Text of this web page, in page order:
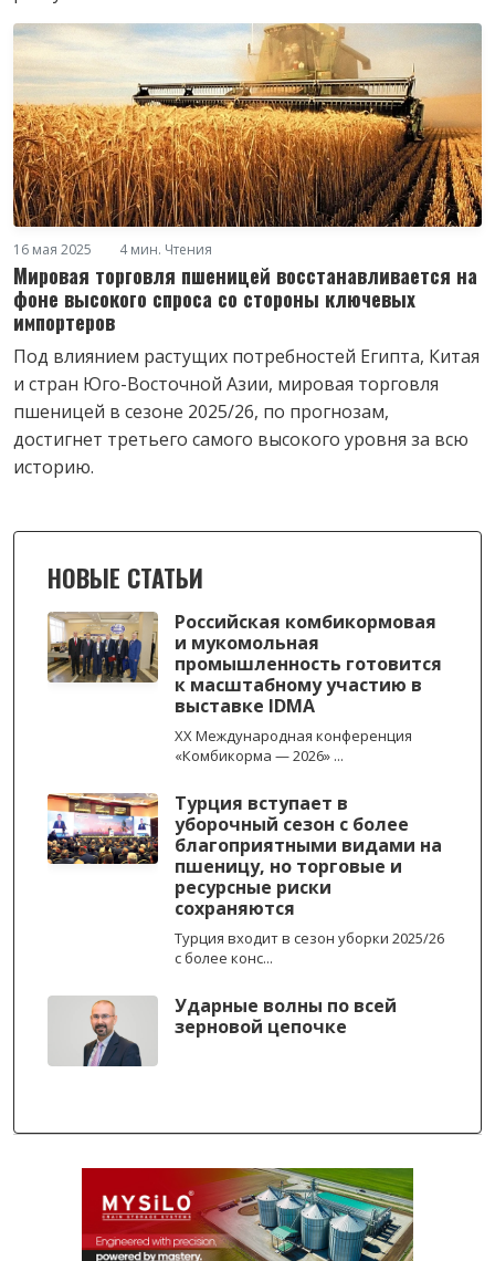
16 мая 2025 4 мин. Чтения
Мировая торговля пшеницей восстанавливается на
фоне высокого спроса со стороны ключевых
импортеров
Под влиянием растущих потребностей Египта, Китая
и стран Юго-Восточной Азии, мировая торговля
пшеницей в сезоне 2025/26, по прогнозам,
достигнет третьего самого высокого уровня за всю
историю.
НОВЫЕ СТАТЬИ
Российская комбикормовая
и мукомольная
промышленность готовится
к масштабному участию в
выставке IDMA
XX Международная конференция
«Комбикорма — 2026» ...
Турция вступает в
уборочный сезон с более
благоприятными видами на
пшеницу, но торговые и
ресурсные риски
сохраняются
Турция входит в сезон уборки 2025/26
с более конс...
Ударные волны по всей
зерновой цепочке